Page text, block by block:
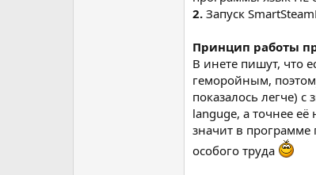
2. Запуск
Принцип работы
В инете пишут, что
геморойным,
показалось легче)
languge, а точнее
значит в
особого труда